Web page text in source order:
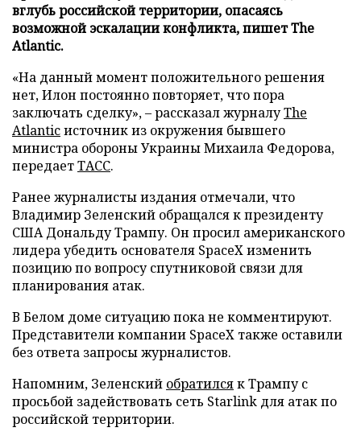
вглубь российской территории, опасаясь
возможной эскалации конфликта, пишет The
Atlantic.
«На данный момент положительного решения
нет, Илон постоянно повторяет, что пора
заключать сделку», – рассказал журналуThe
Atlanticисточник из окружения бывшего
министра обороны Украины Михаила Федорова,
передаетТАСС.
Ранее журналисты издания отмечали, что
Владимир Зеленский обращался к президенту
США Дональду Трампу. Он просил американского
лидера убедить основателя SpaceX изменить
позицию по вопросу спутниковой связи для
планирования атак.
В Белом доме ситуацию пока не комментируют.
Представители компании SpaceX также оставили
без ответа запросы журналистов.
Напомним, Зеленский обратилсяк Трампу с
просьбой задействовать сеть Starlink для атак по
российской территории.